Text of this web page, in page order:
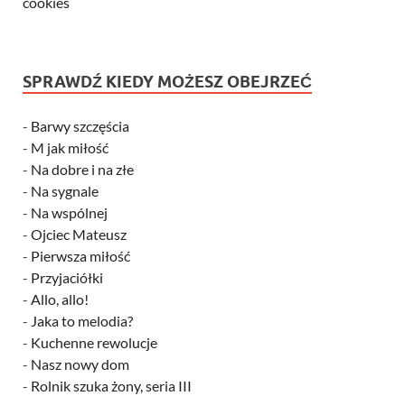
SPRAWDŹ KIEDY MOŻESZ OBEJRZEĆ
- Barwy szczęścia
- M jak miłość
- Na dobre i na złe
- Na sygnale
- Na wspólnej
- Ojciec Mateusz
- Pierwsza miłość
- Przyjaciółki
- Allo, allo!
- Jaka to melodia?
- Kuchenne rewolucje
- Nasz nowy dom
- Rolnik szuka żony, seria III